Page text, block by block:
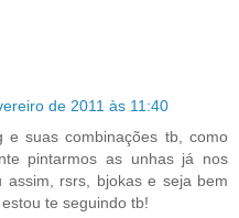
de 2011 às 11:40
e suas combinações tb, como
pintarmos as unhas já nos
rsrs, bjokas e seja bem
te seguindo tb!